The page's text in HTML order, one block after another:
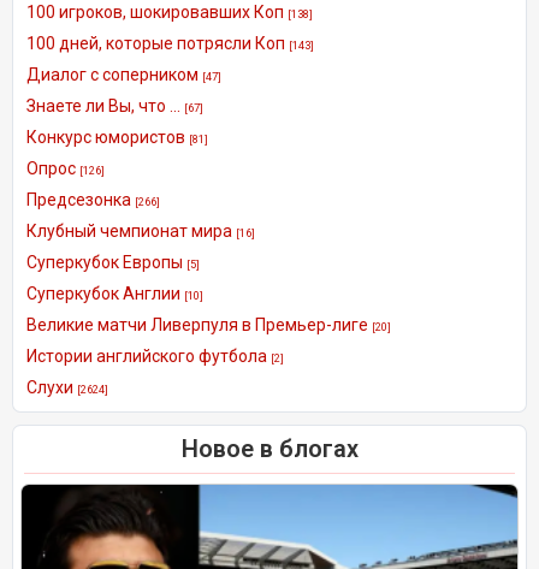
100 игроков, шокировавших Коп [138]
100 дней, которые потрясли Коп [143]
Диалог с соперником [47]
Знаете ли Вы, что ... [67]
Конкурс юмористов [81]
Опрос [126]
Предсезонка [266]
Клубный чемпионат мира [16]
Суперкубок Европы [5]
Суперкубок Англии [10]
Великие матчи Ливерпуля в Премьер-лиге [20]
Истории английского футбола [2]
Слухи [2624]
Новое в блогах